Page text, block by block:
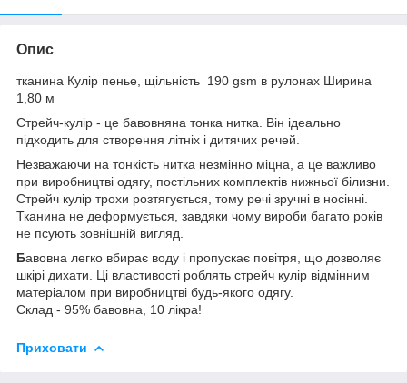
Опис
тканина Кулір пенье, щільність 190 gsm в рулонах Ширина
1,80 м
Стрейч-кулір - це бавовняна тонка нитка. Він ідеально
підходить для створення літніх і дитячих речей.
Незважаючи на тонкість нитка незмінно міцна, а це важливо
при виробництві одягу, постільних комплектів нижньої білизни.
Стрейч кулір трохи розтягується, тому речі зручні в носінні.
Тканина не деформується, завдяки чому вироби багато років
не псують зовнішній вигляд.
Бавовна легко вбирає воду і пропускає повітря, що дозволяє
шкірі дихати. Ці властивості роблять стрейч кулір відмінним
матеріалом при виробництві будь-якого одягу.
Склад - 95% бавовна, 10 лікра!
Приховати